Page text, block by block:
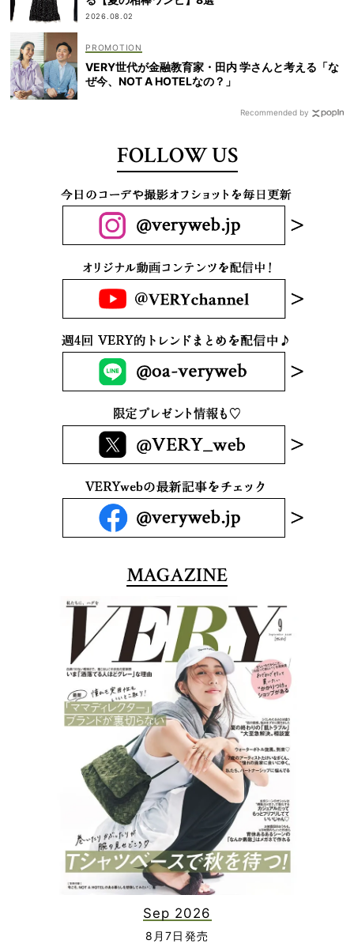
2026.08.02
VERY世代が金融教育家・田内 学さんと考える「な
ぜ今、NOT A HOTELなの？」
Recommended by
FOLLOW US
MAGAZINE
Sep 2026
8月7日発売